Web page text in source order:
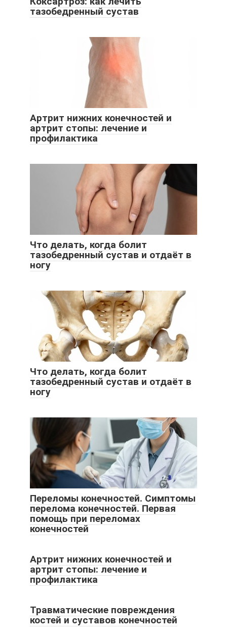
тазобедренный сустав
Артрит нижних конечностей и
артрит стопы: лечение и
профилактика
Что делать, когда болит
тазобедренный сустав и отдаёт в
ногу
Что делать, когда болит
тазобедренный сустав и отдаёт в
ногу
Переломы конечностей. Симптомы
перелома конечностей. Первая
помощь при переломах
конечностей
Артрит нижних конечностей и
артрит стопы: лечение и
профилактика
Травматические повреждения
костей и суставов конечностей